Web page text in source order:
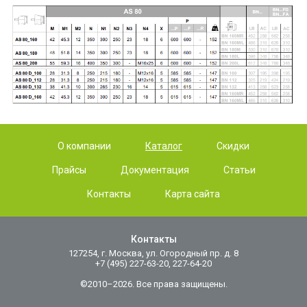
О компании Каталог Скидки
Прайсы Документация Статьи
Контакты Карта сайта
Контакты
127254, г. Москва, ул. Огородный пр. д. 8
+7 (495) 227-63-20, 227-64-20
©2010–2026. Все права защищены.